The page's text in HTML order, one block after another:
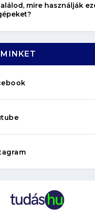
mire használják